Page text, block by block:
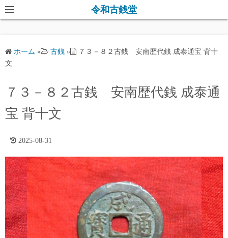
コ
ン
ッ
令和古銭堂
ホーム » 古銭 »
７３－８２古銭 安南歴代銭 成泰通宝 背十
文
７３－８２古銭 安南歴代銭 成泰通
宝 背十文
2025-08-31